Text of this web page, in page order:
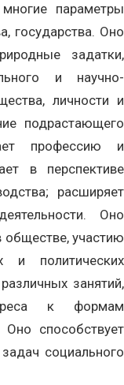
параметры
государства. Оно
задатки,
и научно-
личности и
подрастающего
профессию и
в перспективе
расширяет
Оно
обществе, участию
и политических
занятий,
к формам
способствует
социального